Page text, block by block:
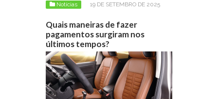
Notícias 19 DE SETEMBRO DE 2025
Quais maneiras de fazer
pagamentos surgiram nos
últimos tempos?